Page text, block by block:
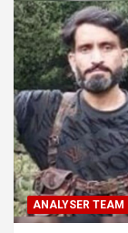
ANALYSER TEAM